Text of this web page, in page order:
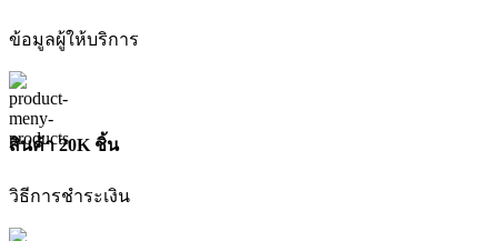
ข้อมูลผู้ให้บริการ
สินค้า 20K ชิ้น
วิธีการชำระเงิน